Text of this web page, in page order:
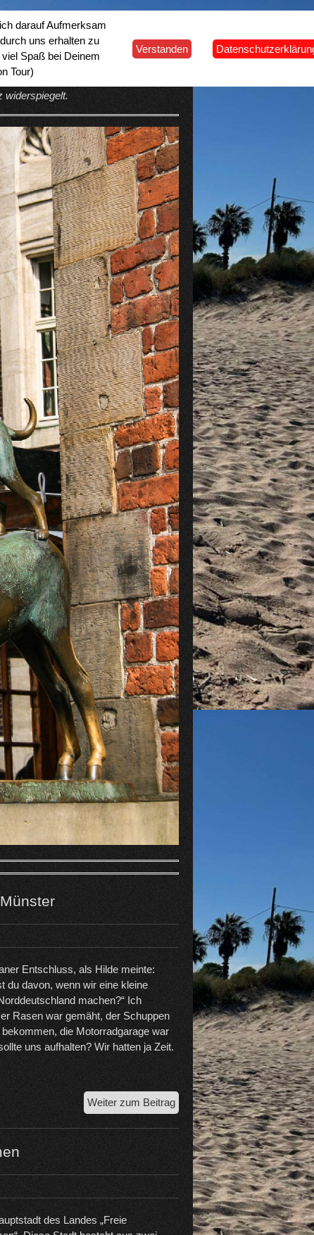
ihre Rolle in der Schifffahrt bekannt,
widerspiegelt.
Entschluss, als Hilde meinte:
du davon, wenn wir eine kleine
machen?“ Ich
Rasen war gemäht, der Schuppen
die Motorradgarage war
uns aufhalten? Wir hatten ja Zeit.
Weiter zum BeitragMit
dem
Wohnmobil
nach
Münster
des Landes „Freie
darauf Aufmerksam
uns erhalten zu
Spaß bei Deinem
Tour)
Verstanden